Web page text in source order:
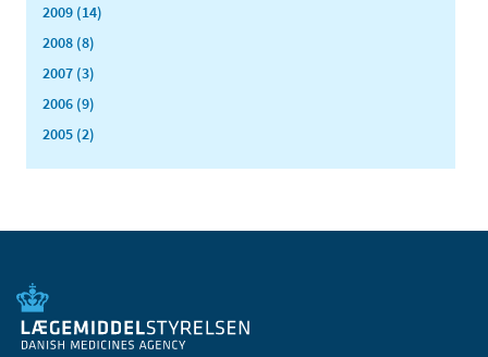
2009 (14)
2008 (8)
2007 (3)
2006 (9)
2005 (2)